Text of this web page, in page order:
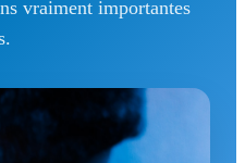
vraiment importantes